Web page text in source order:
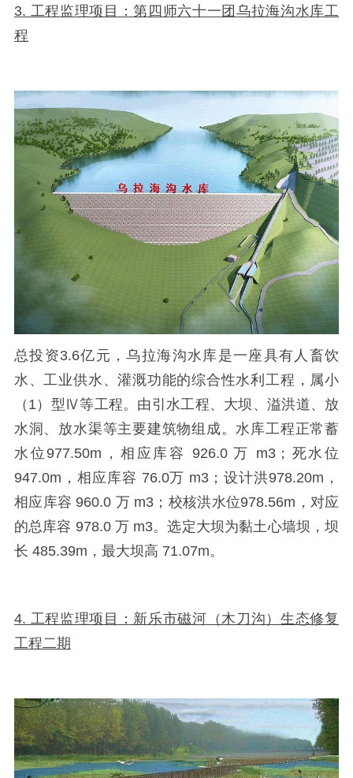
3. 工程监理项目：第四师六十一团乌拉海沟水库工
程
总投资3.6亿元，乌拉海沟水库是一座具有人畜饮
水、工业供水、灌溉功能的综合性水利工程，属小
（ 1）型Ⅳ等工程。由引水工程、大坝、溢洪道、放
水洞、放水渠等主要建筑物组成。水库工程正常蓄
水位 977.50m ，相应库容 926.0万 m3；死水位
947.0m ，相应库容 76.0万 m3 ；设计洪978.20m ，
相应库容 960.0 万 m3 ；校核洪水位978.56m ，对应
的总库容 978.0 万 m3。选定大坝为黏土心墙坝，坝
长 485.39m ，最大坝高 71.07m。
4. 工程监理项目：新乐市磁河（木刀沟）生态修复
工程二期